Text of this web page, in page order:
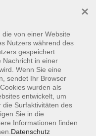
von einer Website
Nutzers während des
gespeichert
Nachricht in einer
Wenn Sie eine
sendet Ihr Browser
wurden als
entwickelt, um
Surfaktivitäten des
Sie in die
Informationen finden
Datenschutz
×